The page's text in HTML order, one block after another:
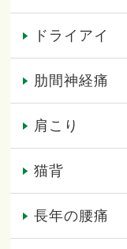
ドライアイ
肋間神経痛
肩こり
猫背
長年の腰痛